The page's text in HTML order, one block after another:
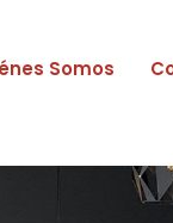
Somos